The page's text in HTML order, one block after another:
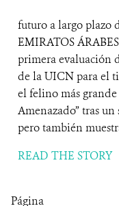
futuro a largo plazo
EMIRATOS
primera evaluación
de la UICN para el
el felino más
Amenazado” tras
pero también
READ THE STORY
Página